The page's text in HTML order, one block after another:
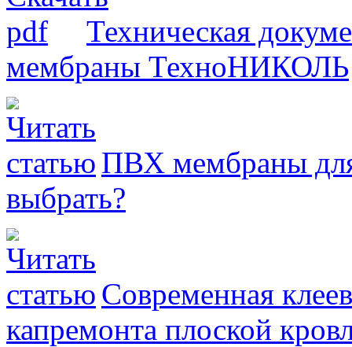
Техническая
мембраны ТехноНИКОЛЬ
ПВХ мембраны
выбрать?
Современная
капремонта плоской